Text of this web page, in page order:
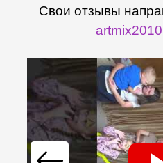
Свои отзывы